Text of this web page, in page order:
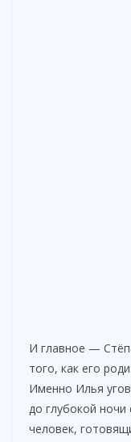
И главное —
того, как его
Именно Илья
до глубокой ночи
человек,